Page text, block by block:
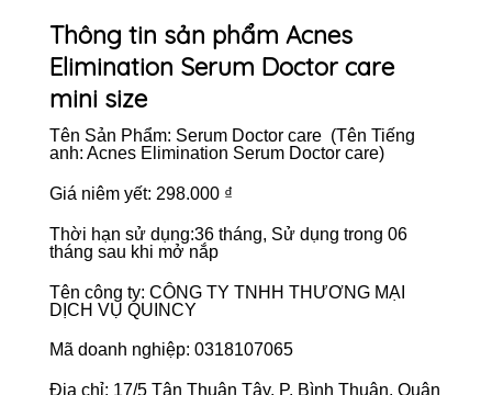
Thông tin sản phẩm Acnes
Elimination Serum Doctor care
mini size
Tên Sản Phẩm: Serum Doctor care (Tên Tiếng
anh: Acnes Elimination Serum Doctor care)
Giá niêm yết: 298.000 ₫
Thời hạn sử dụng:36 tháng, Sử dụng trong 06
tháng sau khi mở nắp
Tên công ty: CÔNG TY TNHH THƯƠNG MẠI
DỊCH VỤ QUINCY
Mã doanh nghiệp: 0318107065
Địa chỉ: 17/5 Tân Thuận Tây, P. Bình Thuận, Quận